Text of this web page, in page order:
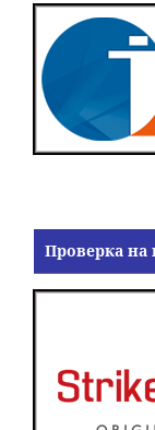
Проверка на